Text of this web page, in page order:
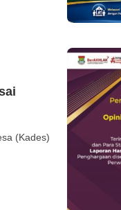
(Kades)